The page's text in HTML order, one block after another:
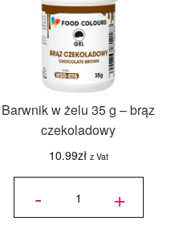
Barwnik w żelu 35 g – brąz
czekoladowy
10.99zł z Vat
-
ilość
brąz
czekoladowy +